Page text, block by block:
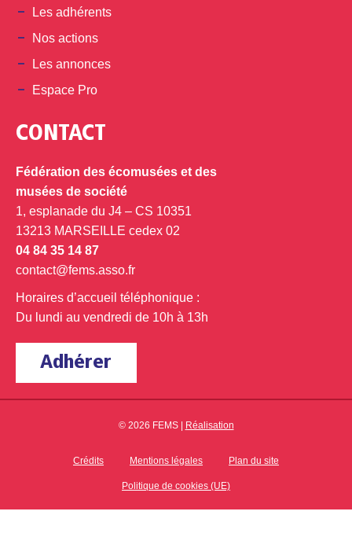
Les adhérents
Nos actions
Les annonces
Espace Pro
CONTACT
Fédération des écomusées et des
musées de société
1, esplanade du J4 – CS 10351
13213 MARSEILLE cedex 02
04 84 35 14 87
contact@fems.asso.fr
Horaires d’accueil téléphonique :
Du lundi au vendredi de 10h à 13h
Adhérer
© 2026 FEMS | Réalisation
Crédits Mentions légales Plan du site
Politique de cookies (UE)